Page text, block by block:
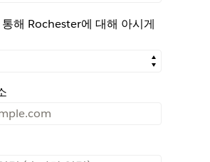
해 Rochester에 대해 아시게
통해 Rochester에 대해 아시게 되었나요?